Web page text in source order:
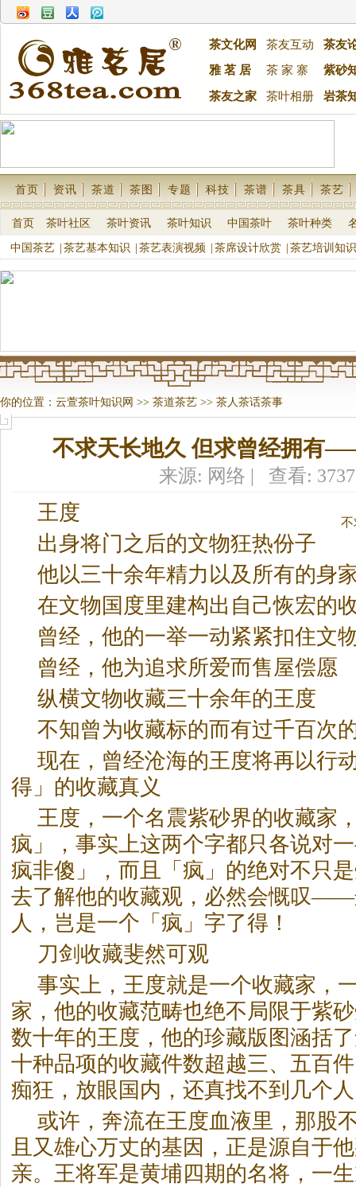
茶文化网 茶友互动
茶友
雅 茗 居
茶 家 寨 紫砂
茶友之家 茶叶相册 岩茶
首页 资讯 茶道 茶图 专题 科技 茶谱 茶具 茶艺
首页 茶叶社区 茶叶资讯 茶叶知识 中国茶叶 茶叶种类
中国茶艺 茶艺基本知识 茶艺表演视频 茶席设计欣赏 茶艺培训知识
你的位置： 云萱茶叶知识网 >> 茶道茶艺 >> 茶人茶话茶事
不求天长地久 但求曾经拥有
来源: 网络 | 查看:
王度
出身将门之后的文物狂热份子
他以三十余年精力以及所有的身
在文物国度里建构出自己恢宏的
曾经，他的一举一动紧紧扣住文
曾经，他为追求所爱而售屋偿愿
纵横文物收藏三十余年的王度
不知曾为收藏标的而有过千百次
现在，曾经沧海的王度将再以行
得」的收藏真义
王度，一个名震紫砂界的收藏家
疯」，事实上这两个字都只各说对
疯非傻」，而且「疯」的绝对不只
去了解他的收藏观，必然会慨叹
人，岂是一个「疯」字了得！
刀剑收藏斐然可观
事实上，王度就是一个收藏家，
家，他的收藏范畴也绝不局限于紫
数十年的王度，他的珍藏版图涵括
十种品项的收藏件数超越三、五百
痴狂，放眼国内，还真找不到几个
或许，奔流在王度血液里，那股
且又雄心万丈的基因，正是源自于
亲。王将军是黄埔四期的名将，一